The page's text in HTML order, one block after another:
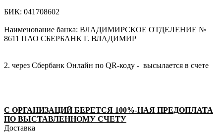
БИК: 041708602
Наименование банка: ВЛАДИМИРСКОЕ ОТДЕЛЕНИЕ №
8611 ПАО СБЕРБАНК Г. ВЛАДИМИР
2. через Сбербанк Онлайн по QR-коду - высылается в счете
С ОРГАНИЗАЦИЙ БЕРЕТСЯ 100%-НАЯ ПРЕДОПЛАТА
ПО ВЫСТАВЛЕННОМУ СЧЕТУ
Доставка